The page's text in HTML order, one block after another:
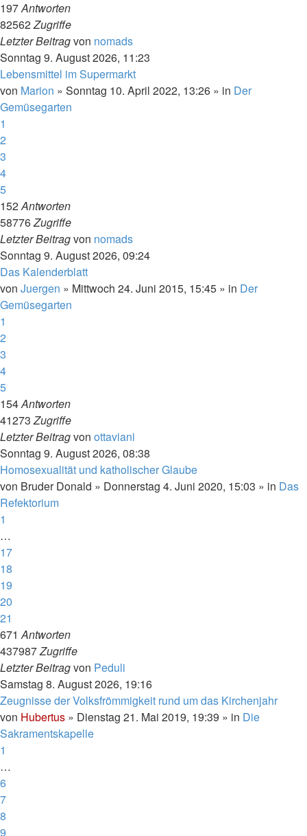
197Antworten
82562Zugriffe
Letzter Beitragvon nomads
Sonntag 9. August 2026, 11:23
Lebensmittel im Supermarkt
von Marion » Sonntag 10. April 2022, 13:26 » in Der
Gemüsegarten
1
2
3
4
5
152Antworten
58776Zugriffe
Letzter Beitragvon nomads
Sonntag 9. August 2026, 09:24
Das Kalenderblatt
von Juergen » Mittwoch 24. Juni 2015, 15:45 » in Der
Gemüsegarten
1
2
3
4
5
154Antworten
41273Zugriffe
Letzter Beitragvon ottaviani
Sonntag 9. August 2026, 08:38
Homosexualität und katholischer Glaube
von Bruder Donald » Donnerstag 4. Juni 2020, 15:03 » in Das
Refektorium
1
…
17
18
19
20
21
671Antworten
437987Zugriffe
Letzter Beitragvon Peduli
Samstag 8. August 2026, 19:16
Zeugnisse der Volksfrömmigkeit rund um das Kirchenjahr
von Hubertus » Dienstag 21. Mai 2019, 19:39 » in Die
Sakramentskapelle
1
…
6
7
8
9